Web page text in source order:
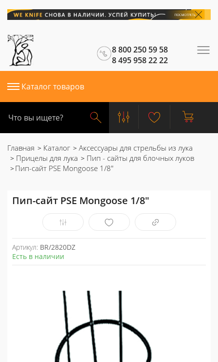
8 800 250 59 58
8 495 958 22 22
Каталог товаров
Главная Каталог
Аксессуары для стрельбы из лука
Прицелы для лука
Пип - сайты для блочных луков
Пип-сайт PSE Mongoose 1/8"
Пип-сайт PSE Mongoose 1/8"
Артикул: BR/2820DZ
Есть в наличии